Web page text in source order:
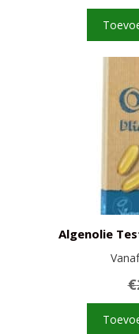
Algenolie
€